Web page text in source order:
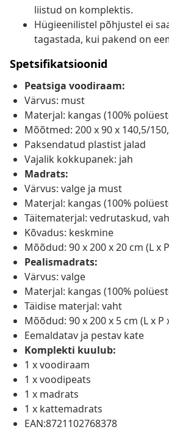
liistud on komplektis.
Hügieenilistel põhjustel ei
tagastada, kui pakend on
Spetsifikatsioonid
Peatsiga voodiraam:
Värvus: must
Materjal: kangas (100%
Mõõtmed: 200 x 90 x 140,5/
Paksendatud plastist jalad
Vajalik kokkupanek: jah
Madrats:
Värvus: valge ja must
Materjal: kangas (100%
Täitematerjal: vedrutaskud,
Kõvadus: keskmine
Mõõdud: 90 x 200 x 20 cm (L x
Pealismadrats:
Värvus: valge
Materjal: kangas (100%
Täidise materjal: vaht
Mõõdud: 90 x 200 x 5 cm (L x P
Eemaldatav ja pestav kate
Komplekti kuulub:
1 x voodiraam
1 x voodipeats
1 x madrats
1 x kattemadrats
EAN:8721102768378